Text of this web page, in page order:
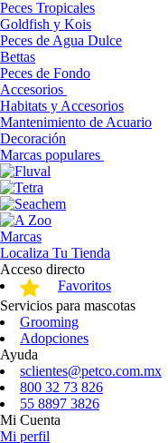
Peces Tropicales
Goldfish y Kois
Peces de Agua Dulce
Bettas
Peces de Fondo
Accesorios
Habitats y Accesorios
Mantenimiento de Acuario
Decoración
Marcas populares
Marcas
Localiza Tu Tienda
Acceso directo
Favoritos
Servicios para mascotas
Grooming
Adopciones
Ayuda
sclientes@petco.com.mx
800 32 73 826
55 8897 3826
Mi Cuenta
Mi perfil